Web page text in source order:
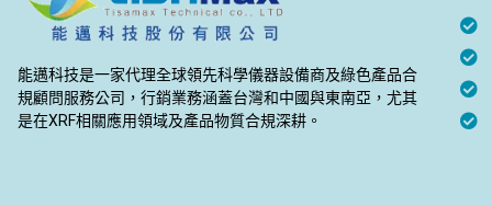
能邁科技是一家代理全球領先科學儀器設備商及綠色產品合
規顧問服務公司，行銷業務涵蓋台灣和中國與東南亞，尤其
是在XRF相關應用領域及產品物質合規深耕。